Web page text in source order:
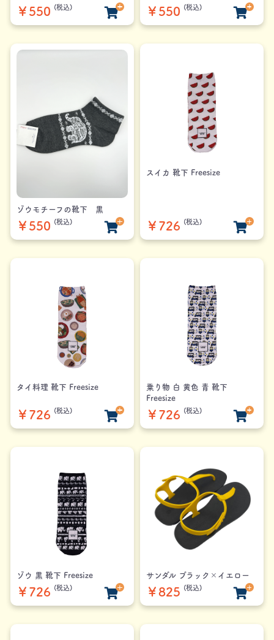
￥550 (税込) ￥550 (税込)
ゾウモチーフの靴下 黒
￥550 (税込)
スイカ 靴下 Freesize
￥726 (税込)
タイ料理 靴下 Freesize
￥726 (税込)
乗り物 白 黄色 青 靴下
Freesize
￥726 (税込)
ゾウ 黒 靴下 Freesize
￥726 (税込)
サンダル ブラック×イエロー
￥825 (税込)